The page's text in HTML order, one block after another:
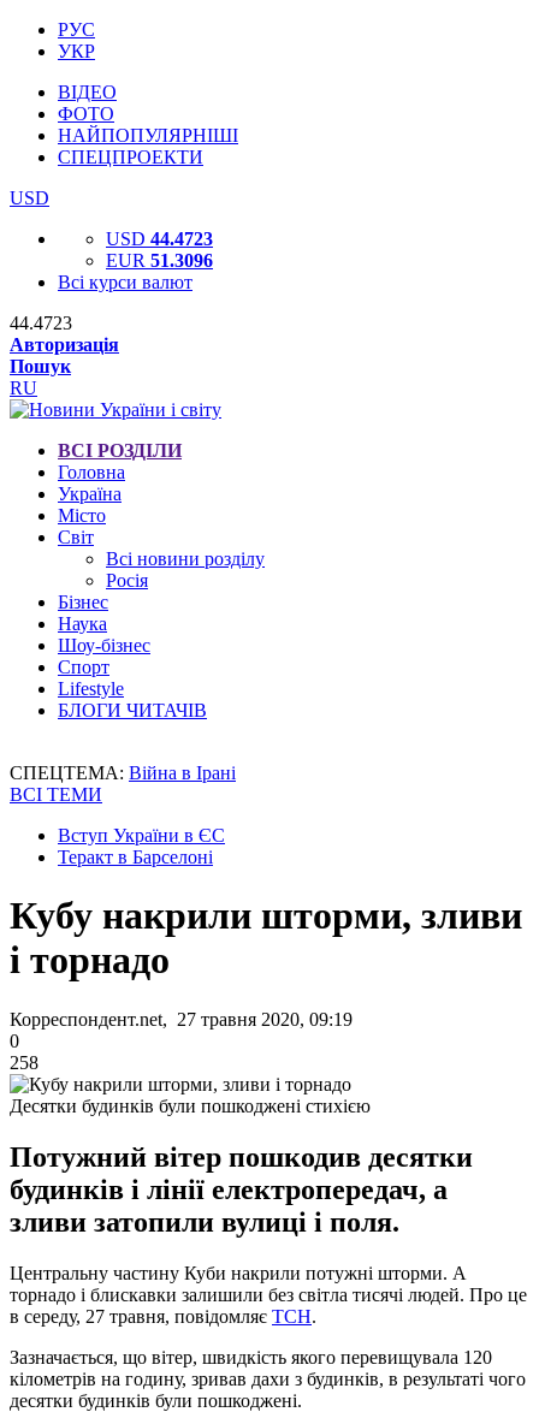
РУС
УКР
ВІДЕО
ФОТО
НАЙПОПУЛЯРНІШІ
СПЕЦПРОЕКТИ
USD
USD 44.4723
EUR 51.3096
Всі курси валют
44.4723
Авторизація
Пошук
RU
ВСІ РОЗДІЛИ
Головна
Україна
Місто
Світ
Всі новини розділу
Росія
Бізнес
Наука
Шоу-бізнес
Спорт
Lifestyle
БЛОГИ ЧИТАЧІВ
СПЕЦТЕМА: Війна в Ірані
ВСІ ТЕМИ
Вступ України в ЄС
Теракт в Барселоні
Кубу накрили шторми, зливи
і торнадо
Корреспондент.net, 27 травня 2020, 09:19
0
258
Десятки будинків були пошкоджені стихією
Потужний вітер пошкодив десятки
будинків і лінії електропередач, а
зливи затопили вулиці і поля.
Центральну частину Куби накрили потужні шторми. А
торнадо і блискавки залишили без світла тисячі людей. Про це
в середу, 27 травня, повідомляє ТСН.
Зазначається, що вітер, швидкість якого перевищувала 120
кілометрів на годину, зривав дахи з будинків, в результаті чого
десятки будинків були пошкоджені.